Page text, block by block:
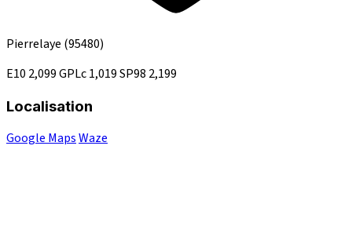
Pierrelaye (95480)
E10 2,099GPLc1,019SP98 2,199
Localisation
Google MapsWaze